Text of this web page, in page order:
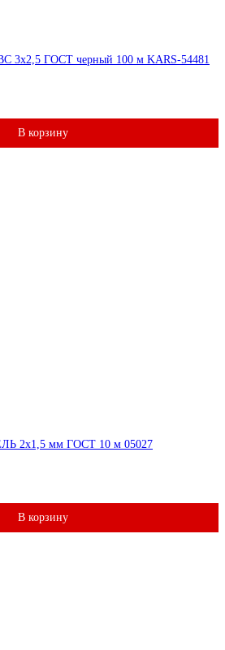
3x2,5 ГОСТ черный 100 м KARS-54481
В корзину
2х1,5 мм ГОСТ 10 м 05027
В корзину